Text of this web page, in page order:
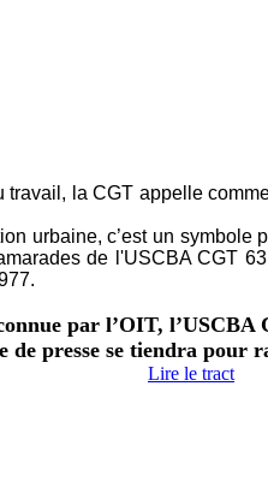
la CGT appelle
urbaine, c’est un symbole
de l'USCBA CGT
par l’OIT, l’USCBA
presse se tiendra pour
Lire le tract